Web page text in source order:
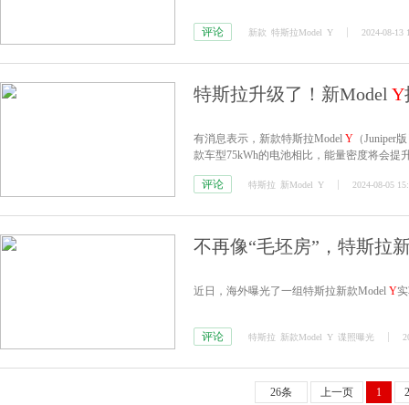
评论 新款 特斯拉Model Y 2024-08-13
特斯拉升级了！新Model Y
有消息表示，新款特斯拉Model Y （Juniper
款车型75kWh的电池相比，能量密度将会提
评论 特斯拉 新Model Y 2024-08-05
不再像“毛坯房”，特斯拉
近日，海外曝光了一组特斯拉新款Model Y
评论 特斯拉 新款Model Y 谍照曝光
26条 上一页 1 2